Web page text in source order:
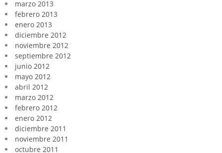
marzo 2013
febrero 2013
enero 2013
diciembre 2012
noviembre 2012
septiembre 2012
junio 2012
mayo 2012
abril 2012
marzo 2012
febrero 2012
enero 2012
diciembre 2011
noviembre 2011
octubre 2011